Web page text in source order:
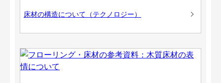
床材の構造について（テクノロジー）